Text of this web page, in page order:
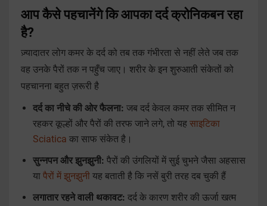
आप कैसे पहचानेंगे कि आपका दर्द क्रोनिकबन रहा
है?
ज़्यादातर लोग कमर के दर्द को तब तक गंभीरता से नहीं लेते जब तक
वह उनके पैरों तक न पहुँच जाए। शरीर के इन शुरुआती संकेतों को
पहचानना बहुत ज़रूरी है
दर्द का नीचे की ओर फैलना: जब दर्द केवल कमर तक सीमित न
रहकर कूल्हों और पैरों की तरफ जाने लगे, तो यह साइटिका
Sciatica का साफ संकेत है।
सुन्नपन और झुनझुनी: पैरों की उंगलियों में सुई चुभने जैसा अहसास
या पैरों में झुनझुनी यह बताती है कि नसें बुरी तरह दब चुकी हैं
लगातार रहने वाली थकावट: दर्द के कारण शरीर की ऊर्जा खत्म